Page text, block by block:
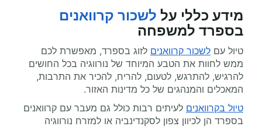
מידע כללי על לשכור קרוואנים
בספרד למשפחה
טיול עם לשכור קרוואנים לזוג בספרד, מאפשרת לכם
ממש לחוות את הטבע המיוחד של נורווגיה בכל החושים
להרגיש, להתרגש, לטעום, להריח, להכיר את התרבות,
המאכלים והמנהגים של כל מדינות האזור.
טיול בקרוואנים לעיתים רבות כולל גם מעבר עם קרוואנים
בספרד הן לכיוון צפון לסקנדינביה או למזרח נורווגיה